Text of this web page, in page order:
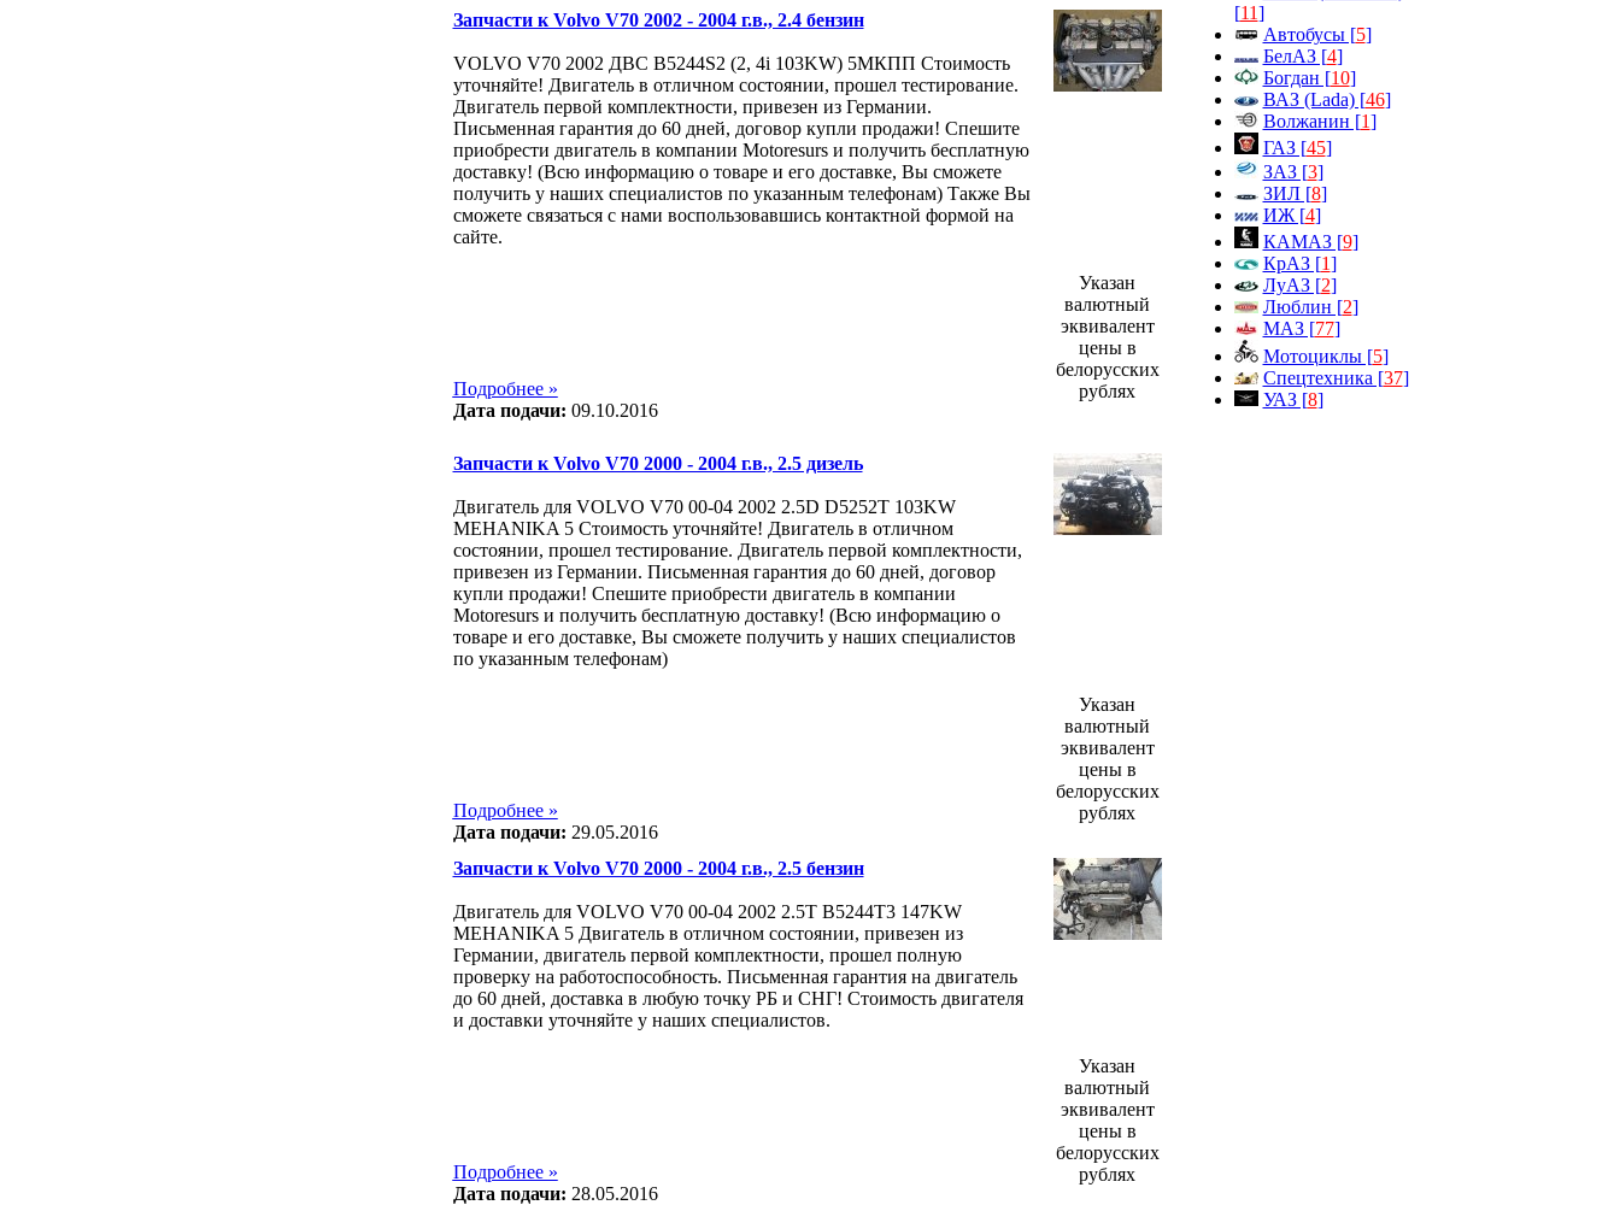
Запчасти к Volvo V70 2002 - 2004 г.в., 2.4 бензин
VOLVO V70 2002 ДВС B5244S2 (2, 4i 103KW) 5МКПП Стоимость
уточняйте! Двигатель в отличном состоянии, прошел тестирование.
Двигатель первой комплектности, привезен из Германии.
Письменная гарантия до 60 дней, договор купли продажи! Спешите
приобрести двигатель в компании Motoresurs и получить бесплатную
доставку! (Всю информацию о товаре и его доставке, Вы сможете
получить у наших специалистов по указанным телефонам) Также Вы
сможете связаться с нами воспользовавшись контактной формой на
сайте.
Подробнее »
Дата подачи: 09.10.2016
Указан
валютный
эквивалент
цены в
белорусских
рублях
Запчасти к Volvo V70 2000 - 2004 г.в., 2.5 дизель
Двигатель для VOLVO V70 00-04 2002 2.5D D5252T 103KW
MEHANIKA 5 Стоимость уточняйте! Двигатель в отличном
состоянии, прошел тестирование. Двигатель первой комплектности,
привезен из Германии. Письменная гарантия до 60 дней, договор
купли продажи! Спешите приобрести двигатель в компании
Motoresurs и получить бесплатную доставку! (Всю информацию о
товаре и его доставке, Вы сможете получить у наших специалистов
по указанным телефонам)
Подробнее »
Дата подачи: 29.05.2016
Указан
валютный
эквивалент
цены в
белорусских
рублях
Запчасти к Volvo V70 2000 - 2004 г.в., 2.5 бензин
Двигатель для VOLVO V70 00-04 2002 2.5T B5244T3 147KW
MEHANIKA 5 Двигатель в отличном состоянии, привезен из
Германии, двигатель первой комплектности, прошел полную
проверку на работоспособность. Письменная гарантия на двигатель
до 60 дней, доставка в любую точку РБ и СНГ! Стоимость двигателя
и доставки уточняйте у наших специалистов.
Подробнее »
Дата подачи: 28.05.2016
Указан
валютный
эквивалент
цены в
белорусских
рублях
[11]
Автобусы [5]
БелАЗ [4]
Богдан [10]
ВАЗ (Lada) [46]
Волжанин [1]
ГАЗ [45]
ЗАЗ [3]
ЗИЛ [8]
ИЖ [4]
КАМАЗ [9]
КрАЗ [1]
ЛуАЗ [2]
Люблин [2]
МАЗ [77]
Мотоциклы [5]
Спецтехника [37]
УАЗ [8]